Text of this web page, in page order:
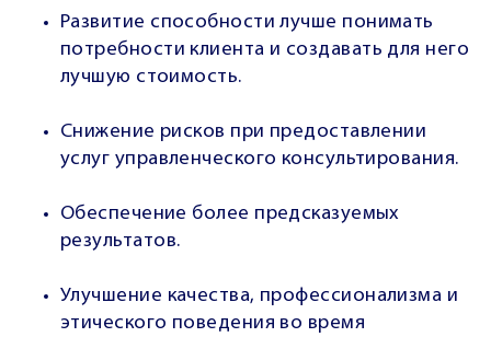
Развитие способности лучше понимать
потребности клиента и создавать для него
лучшую стоимость.
Снижение рисков при предоставлении
услуг управленческого консультирования.
Обеспечение более предсказуемых
результатов.
Улучшение качества, профессионализма и
этического поведения во время